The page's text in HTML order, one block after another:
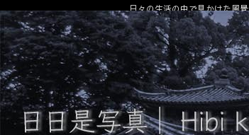
日々の生活の中で見かけた風